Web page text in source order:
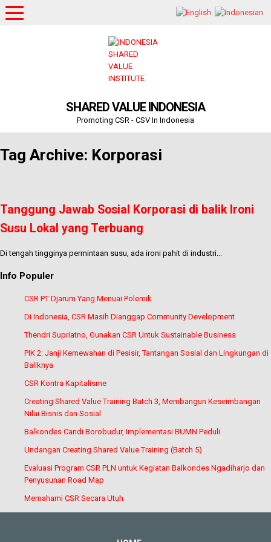
SHARED VALUE INDONESIA
Promoting CSR - CSV In Indonesia
Tag Archive: Korporasi
Tanggung Jawab Sosial Korporasi di balik Ironi
Susu Lokal yang Terbuang
Di tengah tingginya permintaan susu, ada ironi pahit di industri...
Info Populer
CSR PT Djarum Yang Menuai Polemik
Di Indonesia, CSR Masih Dianggap Community Development
Thendri Supriatno, Gunakan CSR Untuk Sustainable Business
PIK 2: Janji Kemewahan di Pesisir, Tantangan Sosial dan Lingkungan di
Baliknya
CSR Kontra Kapitalisme
Creating Shared Value Training Batch 3, Membangun Keseimbangan
Nilai Bisnis dan Sosial
Balkondes Candi Borobudur, Implementasi BUMN Peduli
Undangan Creating Shared Value Training (Batch 5)
Evaluasi Program CSR PLN untuk Kegiatan Balkondes Ngadiharjo dan
Penyusunan Road Map
Memahami CSR Secara Utuh